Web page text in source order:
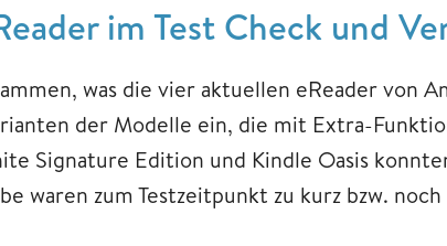
im Test Check und
was die vier aktuellen eReader von
der Modelle ein, die mit Extra-
Signature Edition und Kindle Oasis
waren zum Testzeitpunkt zu kurz bzw.